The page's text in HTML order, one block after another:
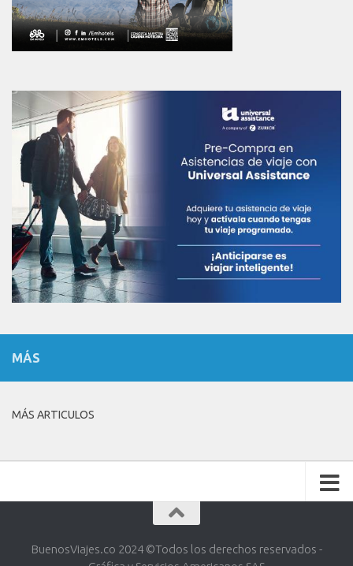
MÁS
MÁS ARTICULOS
BuenosViajes.co 2024 ©️Todos los derechos reservados -